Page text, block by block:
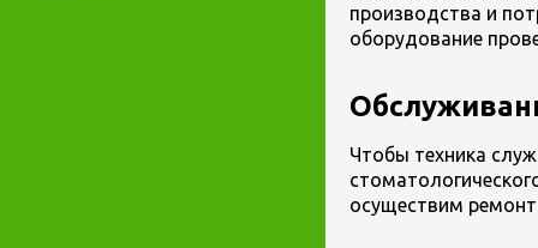
производства и
оборудование
Чтобы техника
осуществим